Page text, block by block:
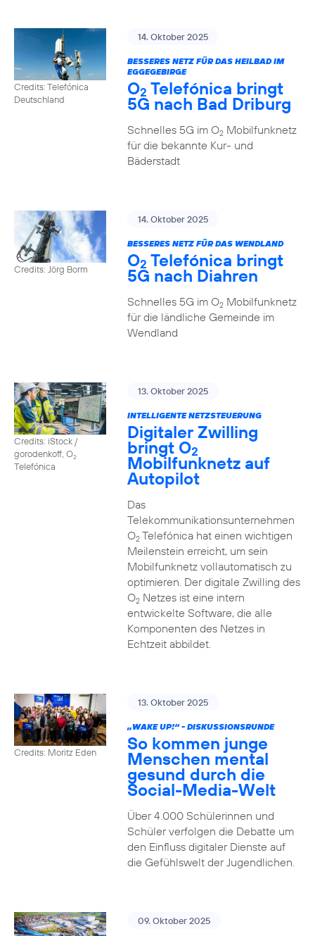
Credits: Telefónica
Deutschland
14. Oktober 2025
BESSERES NETZ FÜR DAS HEILBAD IM
EGGEGEBIRGE
O2 Telefónica bringt
5G nach Bad Driburg
Schnelles 5G im O2Mobilfunknetz
für die bekannte Kur- und
Bäderstadt
Credits: Jörg Borm
14. Oktober 2025
BESSERES NETZ FÜR DAS WENDLAND
O2 Telefónica bringt
5G nach Diahren
Schnelles 5G im O2Mobilfunknetz
für die ländliche Gemeinde im
Wendland
Credits: iStock /
gorodenkoff, O2
Telefónica
13. Oktober 2025
INTELLIGENTE NETZSTEUERUNG
Digitaler Zwilling
bringt O2
Mobilfunknetz auf
Autopilot
Das
Telekommunikationsunternehmen
O2Telefónica hat einen wichtigen
Meilenstein erreicht, um sein
Mobilfunknetz vollautomatisch zu
optimieren. Der digitale Zwilling des
O2Netzes ist eine intern
entwickelte Software, die alle
Komponenten des Netzes in
Echtzeit abbildet.
Credits: Moritz Eden
13. Oktober 2025
„WAKE UP!“ - DISKUSSIONSRUNDE
So kommen junge
Menschen mental
gesund durch die
Social-Media-Welt
Über 4.000 Schülerinnen und
Schüler verfolgen die Debatte um
den Einfluss digitaler Dienste auf
die Gefühlswelt der Jugendlichen.
09. Oktober 2025